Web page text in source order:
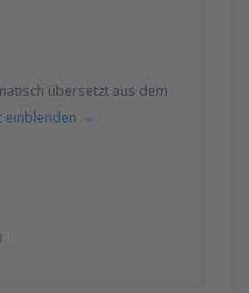
übersetzt aus dem
einblenden